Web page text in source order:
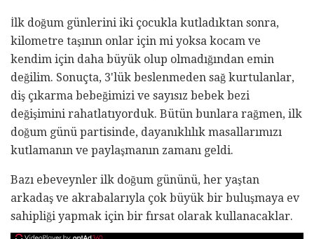
İlk doğum günlerini iki çocukla kutladıktan sonra,
kilometre taşının onlar için mi yoksa kocam ve
kendim için daha büyük olup olmadığından emin
değilim. Sonuçta, 3'lük beslenmeden sağ kurtulanlar,
diş çıkarma bebeğimizi ve sayısız bebek bezi
değişimini rahatlatıyorduk. Bütün bunlara rağmen, ilk
doğum günü partisinde, dayanıklılık masallarımızı
kutlamanın ve paylaşmanın zamanı geldi.
Bazı ebeveynler ilk doğum gününü, her yaştan
arkadaş ve akrabalarıyla çok büyük bir buluşmaya ev
sahipliği yapmak için bir fırsat olarak kullanacaklar.